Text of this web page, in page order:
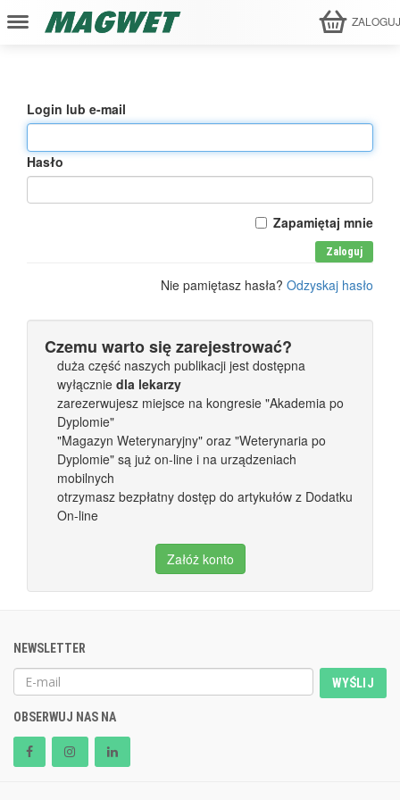
Login lub e-mail
Hasło
Zapamiętaj mnie
Zaloguj
Nie pamiętasz hasła? Odzyskaj hasło
Czemu warto się zarejestrować?
duża część naszych publikacji jest dostępna
wyłącznie dla lekarzy
zarezerwujesz miejsce na kongresie "Akademia po
Dyplomie"
"Magazyn Weterynaryjny" oraz "Weterynaria po
Dyplomie" są już on-line i na urządzeniach
mobilnych
otrzymasz bezpłatny dostęp do artykułów z Dodatku
On-line
Załóż konto
NEWSLETTER
WYŚLIJ
OBSERWUJ NAS NA